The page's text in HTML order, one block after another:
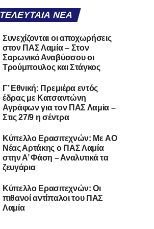
ΤΕΛΕΥΤΑΊΑ ΝΈΑ
Συνεχίζονται οι αποχωρήσεις
στον ΠΑΣ Λαμία – Στον
Σαρωνικό Αναβύσσου οι
Τρούμπουλος και Στάγκος
Γ’ Εθνική: Πρεμιέρα εντός
έδρας με Κατσαντώνη
Αγράφων για τον ΠΑΣ Λαμία –
Στις 27/9 η σέντρα
Kύπελλο Ερασιτεχνών: Με AO
Nέας Αρτάκης ο ΠΑΣ Λαμία
στην Α’ Φάση – Αναλυτικά τα
ζευγάρια
Κύπελλο Ερασιτεχνών: Οι
πιθανοί αντίπαλοι του ΠΑΣ
Λαμία